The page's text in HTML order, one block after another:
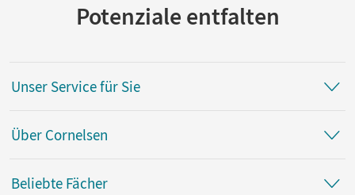
Potenziale entfalten
Unser Service für Sie
Über Cornelsen
Beliebte Fächer